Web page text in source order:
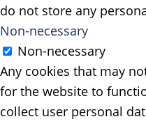
do not store any
Non-necessary
Non-necessary
Any cookies that may
for the website to
collect user personal